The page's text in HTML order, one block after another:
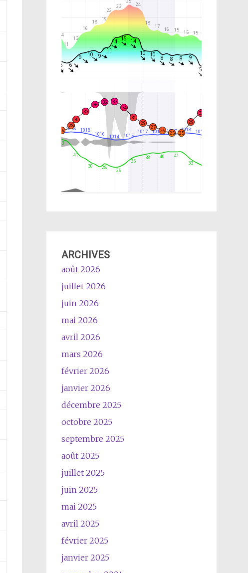
ARCHIVES
août 2026
juillet 2026
juin 2026
mai 2026
avril 2026
mars 2026
février 2026
janvier 2026
décembre 2025
octobre 2025
septembre 2025
août 2025
juillet 2025
juin 2025
mai 2025
avril 2025
février 2025
janvier 2025